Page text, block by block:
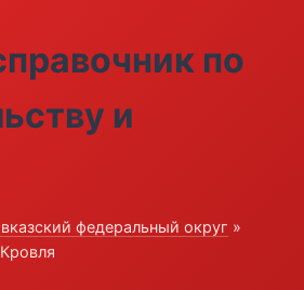
по
и
федеральный округ »